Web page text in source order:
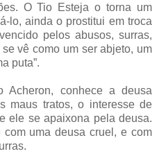
O Tio Esteja o torna um
lo, ainda o prostitui em troca
pelos abusos, surras,
vê como um ser abjeto, um
puta”.
Acheron, conhece a deusa
maus tratos, o interesse de
ele se apaixona pela deusa.
com uma deusa cruel, e com